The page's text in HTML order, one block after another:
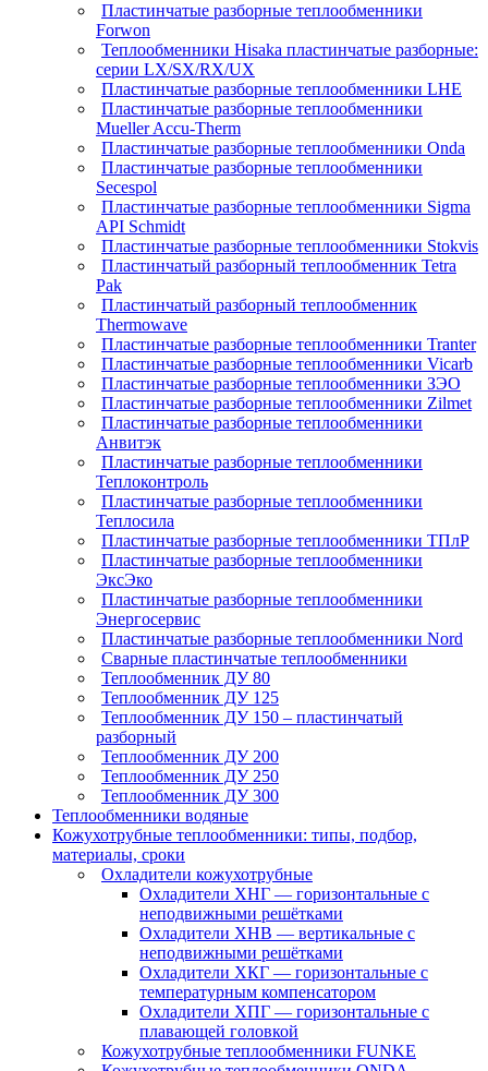
Пластинчатые разборные теплообменники
Forwon
Теплообменники Hisaka пластинчатые разборные:
серии LX/SX/RX/UX
Пластинчатые разборные теплообменники LHE
Пластинчатые разборные теплообменники
Mueller Accu-Therm
Пластинчатые разборные теплообменники Onda
Пластинчатые разборные теплообменники
Secespol
Пластинчатые разборные теплообменники Sigma
API Schmidt
Пластинчатые разборные теплообменники Stokvis
Пластинчатый разборный теплообменник Tetra
Pak
Пластинчатый разборный теплообменник
Thermowave
Пластинчатые разборные теплообменники Tranter
Пластинчатые разборные теплообменники Vicarb
Пластинчатые разборные теплообменники ЗЭО
Пластинчатые разборные теплообменники Zilmet
Пластинчатые разборные теплообменники
Анвитэк
Пластинчатые разборные теплообменники
Теплоконтроль
Пластинчатые разборные теплообменники
Теплосила
Пластинчатые разборные теплообменники ТПлР
Пластинчатые разборные теплообменники
ЭксЭко
Пластинчатые разборные теплообменники
Энергосервис
Пластинчатые разборные теплообменники Nord
Сварные пластинчатые теплообменники
Теплообменник ДУ 80
Теплообменник ДУ 125
Теплообменник ДУ 150 – пластинчатый
разборный
Теплообменник ДУ 200
Теплообменник ДУ 250
Теплообменник ДУ 300
Теплообменники водяные
Кожухотрубные теплообменники: типы, подбор,
материалы, сроки
Охладители кожухотрубные
Охладители ХНГ — горизонтальные с
неподвижными решётками
Охладители ХНВ — вертикальные с
неподвижными решётками
Охладители ХКГ — горизонтальные с
температурным компенсатором
Охладители ХПГ — горизонтальные с
плавающей головкой
Кожухотрубные теплообменники FUNKE